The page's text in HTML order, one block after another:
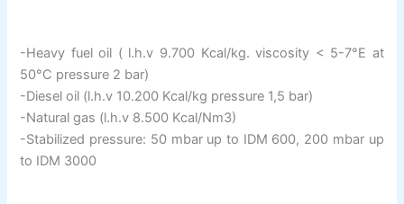
-Heavy fuel oil ( l.h.v 9.700 Kcal/kg. viscosity < 5-7°E at
50°C pressure 2 bar)
-Diesel oil (l.h.v 10.200 Kcal/kg pressure 1,5 bar)
-Natural gas (l.h.v 8.500 Kcal/Nm3)
-Stabilized pressure: 50 mbar up to IDM 600, 200 mbar up
to IDM 3000